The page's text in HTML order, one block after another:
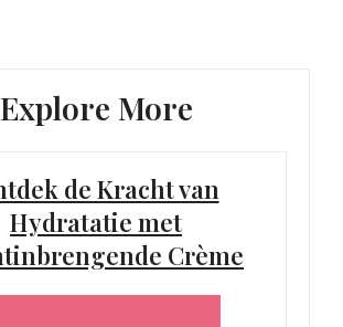
Explore More
de Kracht van
Hydratatie met
Crème